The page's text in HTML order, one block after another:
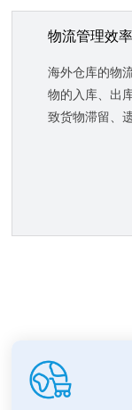
物流管理效
海外仓库的物
物的入库、出
致货物滞留、